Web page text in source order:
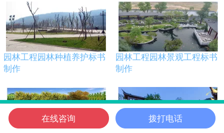
园林工程园林种植养护标书
制作
园林工程园林景观工程标书
制作
信邦首页 电话咨询 微信客服 在线咨询 信邦位置
在线咨询 拨打电话